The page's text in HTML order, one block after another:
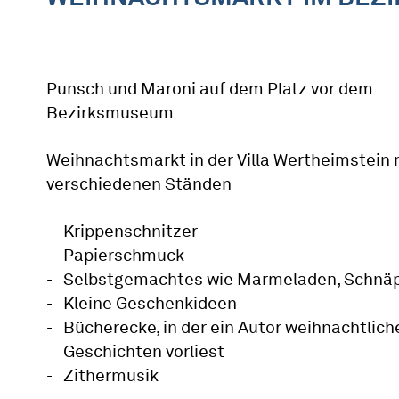
Punsch und Maroni auf dem Platz vor dem
Bezirksmuseum
Weihnachtsmarkt in der Villa Wertheimstein
verschiedenen Ständen
Krippenschnitzer
Papierschmuck
Selbstgemachtes wie Marmeladen,
Kleine Geschenkideen
Bücherecke, in der ein Autor
Geschichten vorliest
Zithermusik